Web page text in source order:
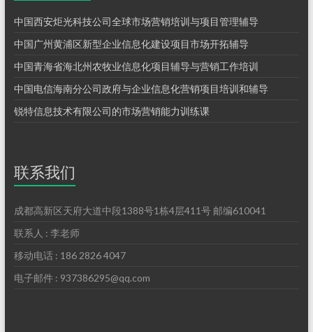
中国西安炬光科技公司全球市场营销培训与项目管理辅导
中国广州黄浦区新型企业信息化建设项目市场开拓辅导
中国青海省海北州农牧业信息化项目辅导与营销工作培训
中国电信海南分公司政府与企业信息化营销项目培训和辅导
锐特信息技术有限公司的市场营销能力训练课
联系我们
成都高新区天府大道中段1388号1栋4层411号 邮编610041
联系人 : 李老师
移动电话 : 186 2826 4047
电子邮件 : 937386295@qq.com